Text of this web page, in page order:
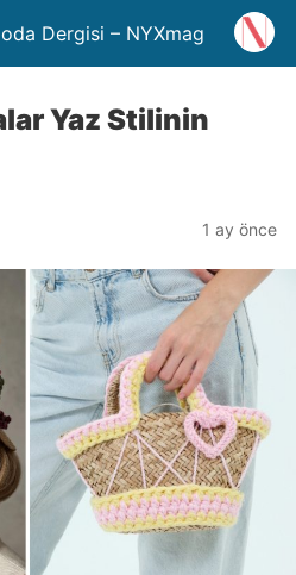
Dergisi – NYXmag
Yaz Stilinin
1 ay önce